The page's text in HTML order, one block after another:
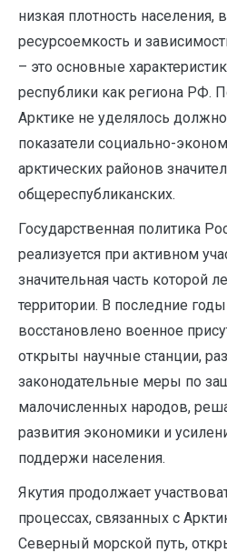
низкая плотность населения,
ресурсоемкость и
– это основные
республики как региона РФ.
Арктике не уделялось
показатели социально-
арктических районов
общереспубликанских.
Государственная политика
реализуется при активном
значительная часть которой
территории. В последние
восстановлено военное
открыты научные станции,
законодательные меры по
малочисленных народов,
развития экономики и
поддержи населения.
Якутия продолжает
процессах, связанных с
Северный морской путь,